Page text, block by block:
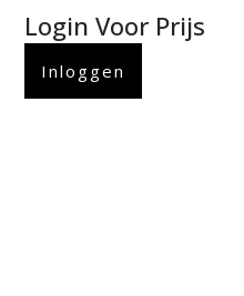
Login Voor Prijs
Inloggen